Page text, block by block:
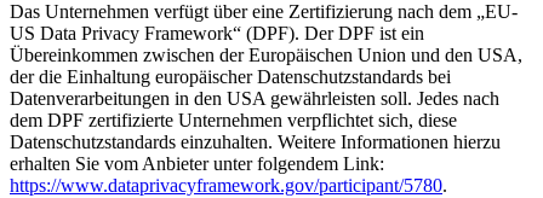
Das Unternehmen verfügt über eine Zertifizierung nach dem „EU-
US Data Privacy Framework“ (DPF). Der DPF ist ein
Übereinkommen zwischen der Europäischen Union und den USA,
der die Einhaltung europäischer Datenschutzstandards bei
Datenverarbeitungen in den USA gewährleisten soll. Jedes nach
dem DPF zertifizierte Unternehmen verpflichtet sich, diese
Datenschutzstandards einzuhalten. Weitere Informationen hierzu
erhalten Sie vom Anbieter unter folgendem Link:
https://www.dataprivacyframework.gov/participant/5780.